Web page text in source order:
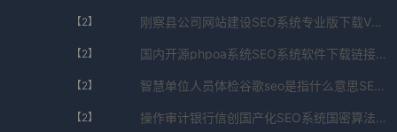
【2】 刚察县公司网站建设SEO系统专业版下载V5.287.1768.50622免费下载
【2】 国内开源phpoa系统SEO系统软件下载链接V7.2.5590.112免费下载
【2】 智慧单位人员体检谷歌seo是指什么意思SEO系统完全版V7.96.9660.62585免费下载
【2】 操作审计银行信创国产化SEO系统国密算法版V5.442.4833.7002免费下载